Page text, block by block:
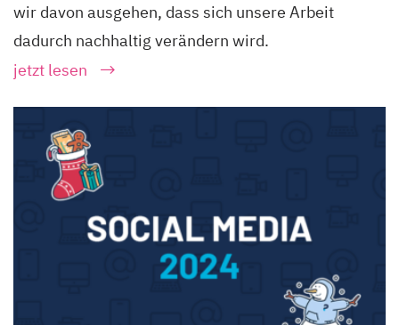
wir davon ausgehen, dass sich unsere Arbeit
dadurch nachhaltig verändern wird.
jetzt lesen